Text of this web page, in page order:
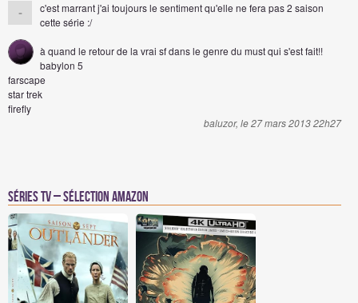
-
c'est marrant j'ai toujours le sentiment qu'elle ne fera pas 2 saison
cette série :/
à quand le retour de la vrai sf dans le genre du must qui s'est fait!!
babylon 5
farscape
star trek
firefly
baluzor, le 27 mars 2013 22h27
Séries TV – Sélection Amazon